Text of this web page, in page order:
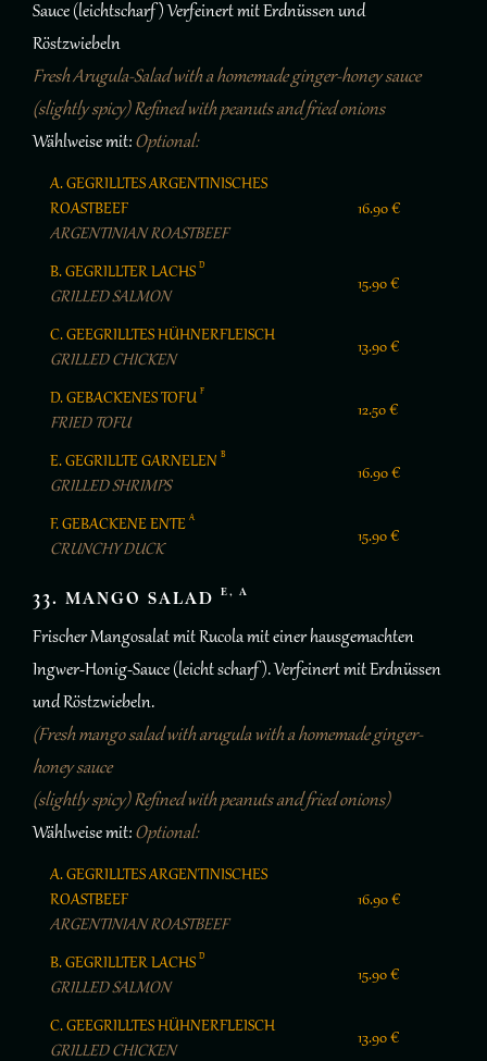
Sauce (leichtscharf ) Verfeinert mit Erdnüssen und
Röstzwiebeln
Fresh Arugula-Salad with a homemade ginger-honey sauce
(slightly spicy) Refined with peanuts and fried onions
Wählweise mit: Optional:
A. GEGRILLTES ARGENTINISCHES
ROASTBEEF
ARGENTINIAN ROASTBEEF
16.90 €
B. GEGRILLTER LACHSD
GRILLED SALMON
15.90 €
C. GEEGRILLTES HÜHNERFLEISCH
GRILLED CHICKEN
13.90 €
D. GEBACKENES TOFUF
FRIED TOFU
12.50 €
E. GEGRILLTE GARNELENB
GRILLED SHRIMPS
16.90 €
F. GEBACKENE ENTEA
CRUNCHY DUCK
15.90 €
33. MANGO SALADE, A
Frischer Mangosalat mit Rucola mit einer hausgemachten
Ingwer-Honig-Sauce (leicht scharf ). Verfeinert mit Erdnüssen
und Röstzwiebeln.
(Fresh mango salad with arugula with a homemade ginger-
honey sauce
(slightly spicy) Refined with peanuts and fried onions)
Wählweise mit: Optional:
A. GEGRILLTES ARGENTINISCHES
ROASTBEEF
ARGENTINIAN ROASTBEEF
16.90 €
B. GEGRILLTER LACHSD
GRILLED SALMON
15.90 €
C. GEEGRILLTES HÜHNERFLEISCH
GRILLED CHICKEN
13.90 €